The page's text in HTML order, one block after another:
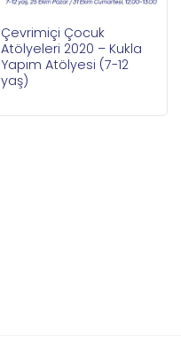
Çevrimiçi Çocuk
Atölyeleri 2020 – Kukla
Yapım Atölyesi (7-12
yaş)